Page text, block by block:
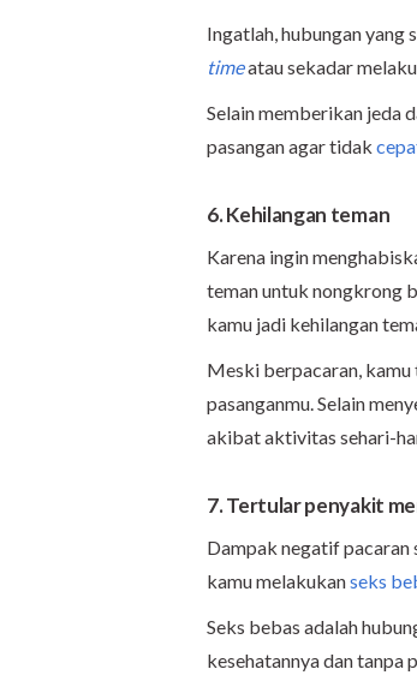
Ingatlah, hubungan yang
timeatau sekadar
Selain memberikan jeda
pasangan agar tidak
6. Kehilangan teman
Karena ingin
teman untuk nongkrong
kamu jadi kehilangan
Meski berpacaran,
pasanganmu. Selain
akibat aktivitas sehari-
7. Tertular penyakit
Dampak negatif pacaran
kamu melakukanseks
Seks bebas adalah
kesehatannya dan tanpa